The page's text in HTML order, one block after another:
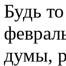
Будь
думы,